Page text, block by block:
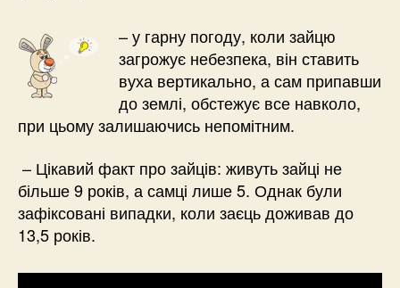
– у гарну погоду, коли зайцю
загрожує небезпека, він ставить
вуха вертикально, а сам припавши
до землі, обстежує все навколо,
при цьому залишаючись непомітним.
– Цікавий факт про зайців: живуть зайці не
більше 9 років, а самці лише 5. Однак були
зафіксовані випадки, коли заєць доживав до
13,5 років.